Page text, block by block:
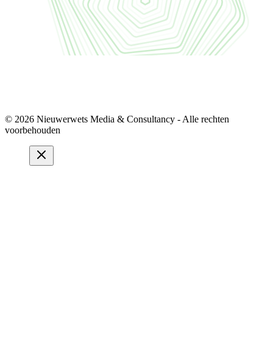
© 2026 Nieuwerwets Media & Consultancy - Alle rechten
voorbehouden